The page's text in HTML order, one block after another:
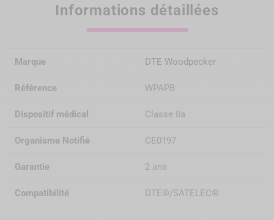
Informations détaillées
Marque DTE Woodpecker
Référence WPAPB
Dispositif médical Classe IIa
Organisme Notifié CE0197
Garantie 2 ans
Compatibilité DTE®/SATELEC®